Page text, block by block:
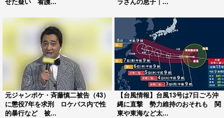
元ジャンポケ・斉藤慎二被告（43）
に懲役7年を求刑 ロケバス内で性
的暴行など 被...
【台風情報】台風13号は7日ごろ沖
縄に直撃 勢力維持のおそれも 関
東や東海など太...